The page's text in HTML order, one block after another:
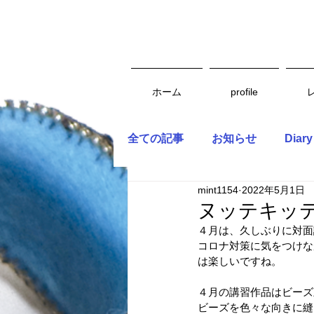
ホーム profile
全ての記事 お知らせ Diary
ヌッテキッ
mint1154 2022年5月1日
４月は、久しぶりに対
コロナ対策に気をつけ
は楽しいですね。
４月の講習作品はビー
ビーズを色々な向きに